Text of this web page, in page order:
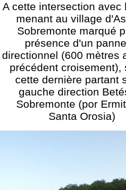
A cette intersection avec
menant au village
Sobremonte marqué
présence d'un
directionnel (600 mètres
précédent croisement),
cette dernière partant
gauche direction
Sobremonte (por
Santa Orosia)